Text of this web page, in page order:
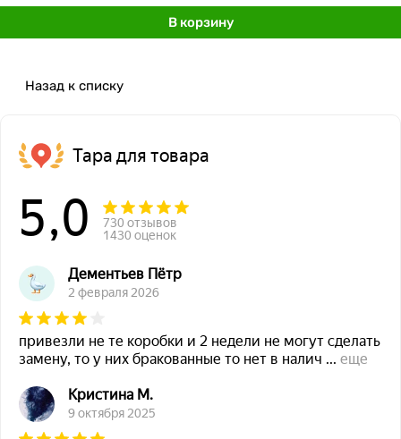
В корзину
Назад к списку
Тара для товара
5,0
730 отзывов
1430 оценок
Дементьев Пётр
2 февраля 2026
привезли не те коробки и 2 недели не могут сделать
замену, то у них бракованные то нет в налич ... еще
Кристина М.
9 октября 2025